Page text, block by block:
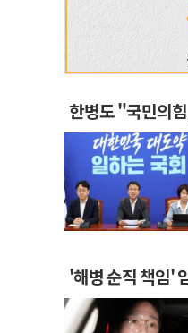
한병도 "국민의
'해병 순직 책임'